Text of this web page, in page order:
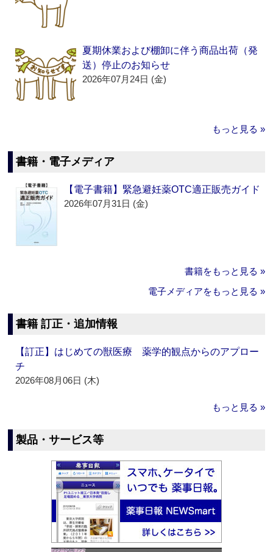
夏期休業および棚卸に伴う商品出荷（発
送）停止のお知らせ
2026年07月24日 (金)
もっと見る »
書籍・電子メディア
【電子書籍】緊急避妊薬OTC適正販売ガイド
2026年07月31日 (金)
書籍をもっと見る »
電子メディアをもっと見る »
書籍 訂正・追加情報
【訂正】はじめての獣医療 薬学的観点からのアプロー
チ
2026年08月06日 (木)
もっと見る »
製品・サービス等